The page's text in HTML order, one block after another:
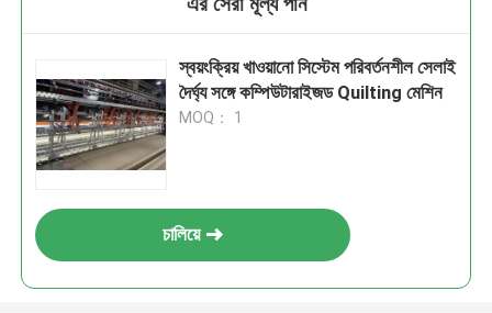
স্বয়ংক্রিয় খাওয়ানো সিস্টেম পরিবর্তনশীল সেলাই
দৈর্ঘ্য সঙ্গে কম্পিউটারাইজড Quilting মেশিন
MOQ： 1
চালিয়ে